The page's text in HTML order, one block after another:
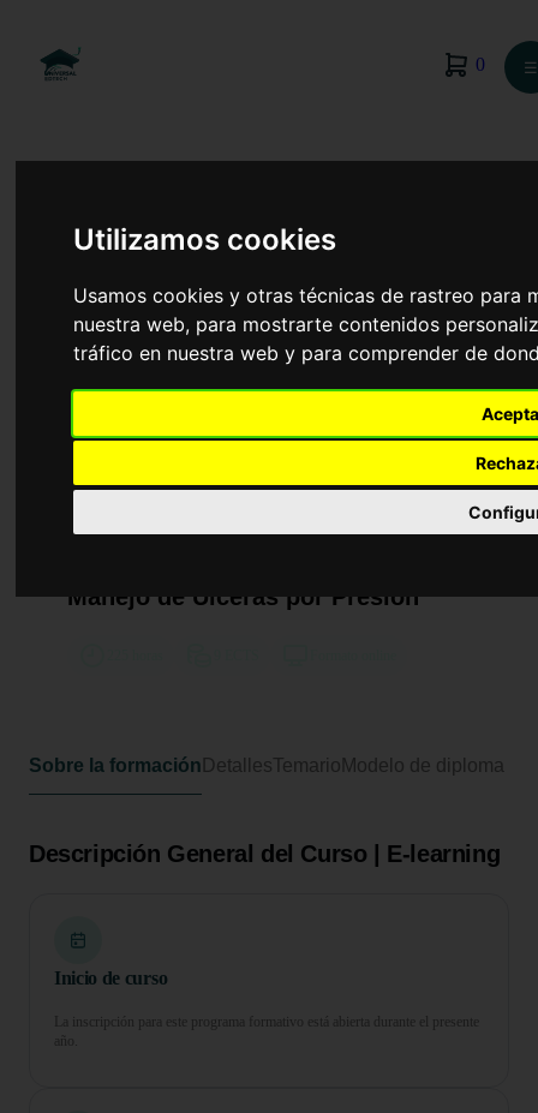
Utilizamos cookies
Usamos cookies y otras técnicas de rastreo para
nuestra web, para mostrarte contenidos
tráfico en nuestra web y para comprender de
0 ☰
Curso Universitario de
Manejo de Úlceras por Presión
Sobre la formación DetallesTemario Modelo de diploma
Descripción General del Curso | E-learning
Inicio de curso
La inscripción para este programa formativo está abierta durante el presente
año.